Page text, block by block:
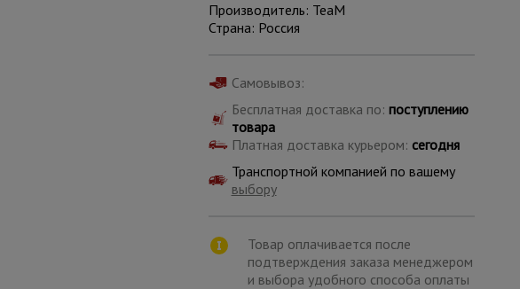
Производитель: TeaM
Страна: Россия
Самовывоз:
Бесплатная доставка по: поступлению
товара
Платная доставка курьером: сегодня
Транспортной компанией по вашему
выбору
Товар оплачивается после
подтверждения заказа менеджером
и выбора удобного способа оплаты